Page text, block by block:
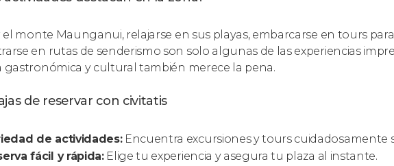
el monte Maunganui, relajarse en sus playas, embarcarse en tours
en rutas de senderismo son solo algunas de las experiencias
gastronómica y cultural también merece la pena.
de reservar con civitatis
de actividades:Encuentra excursiones y tours cuidadosamente
fácil y rápida:Elige tu experiencia y asegura tu plaza al instante.